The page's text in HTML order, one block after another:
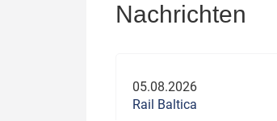
SPNV-Marktdaten
Politik
Nachrichten
05.08.2026
Rail Baltica